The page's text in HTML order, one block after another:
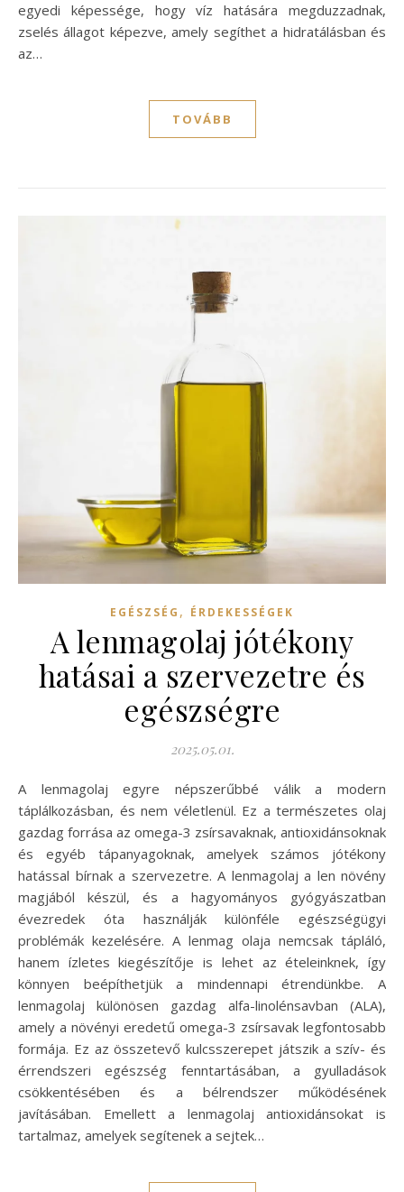
egyedi képessége, hogy víz hatására megduzzadnak,
zselés állagot képezve, amely segíthet a hidratálásban és
az…
TOVÁBB
EGÉSZSÉG , ÉRDEKESSÉGEK
A lenmagolaj jótékony
hatásai a szervezetre és
egészségre
2025.05.01.
A lenmagolaj egyre népszerűbbé válik a modern
táplálkozásban, és nem véletlenül. Ez a természetes olaj
gazdag forrása az omega-3 zsírsavaknak, antioxidánsoknak
és egyéb tápanyagoknak, amelyek számos jótékony
hatással bírnak a szervezetre. A lenmagolaj a len növény
magjából készül, és a hagyományos gyógyászatban
évezredek óta használják különféle egészségügyi
problémák kezelésére. A lenmag olaja nemcsak tápláló,
hanem ízletes kiegészítője is lehet az ételeinknek, így
könnyen beépíthetjük a mindennapi étrendünkbe. A
lenmagolaj különösen gazdag alfa-linolénsavban (ALA),
amely a növényi eredetű omega-3 zsírsavak legfontosabb
formája. Ez az összetevő kulcsszerepet játszik a szív- és
érrendszeri egészség fenntartásában, a gyulladások
csökkentésében és a bélrendszer működésének
javításában. Emellett a lenmagolaj antioxidánsokat is
tartalmaz, amelyek segítenek a sejtek…